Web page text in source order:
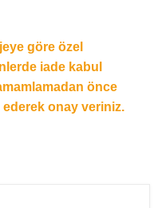
göre özel
iade kabul
önce
onay veriniz.